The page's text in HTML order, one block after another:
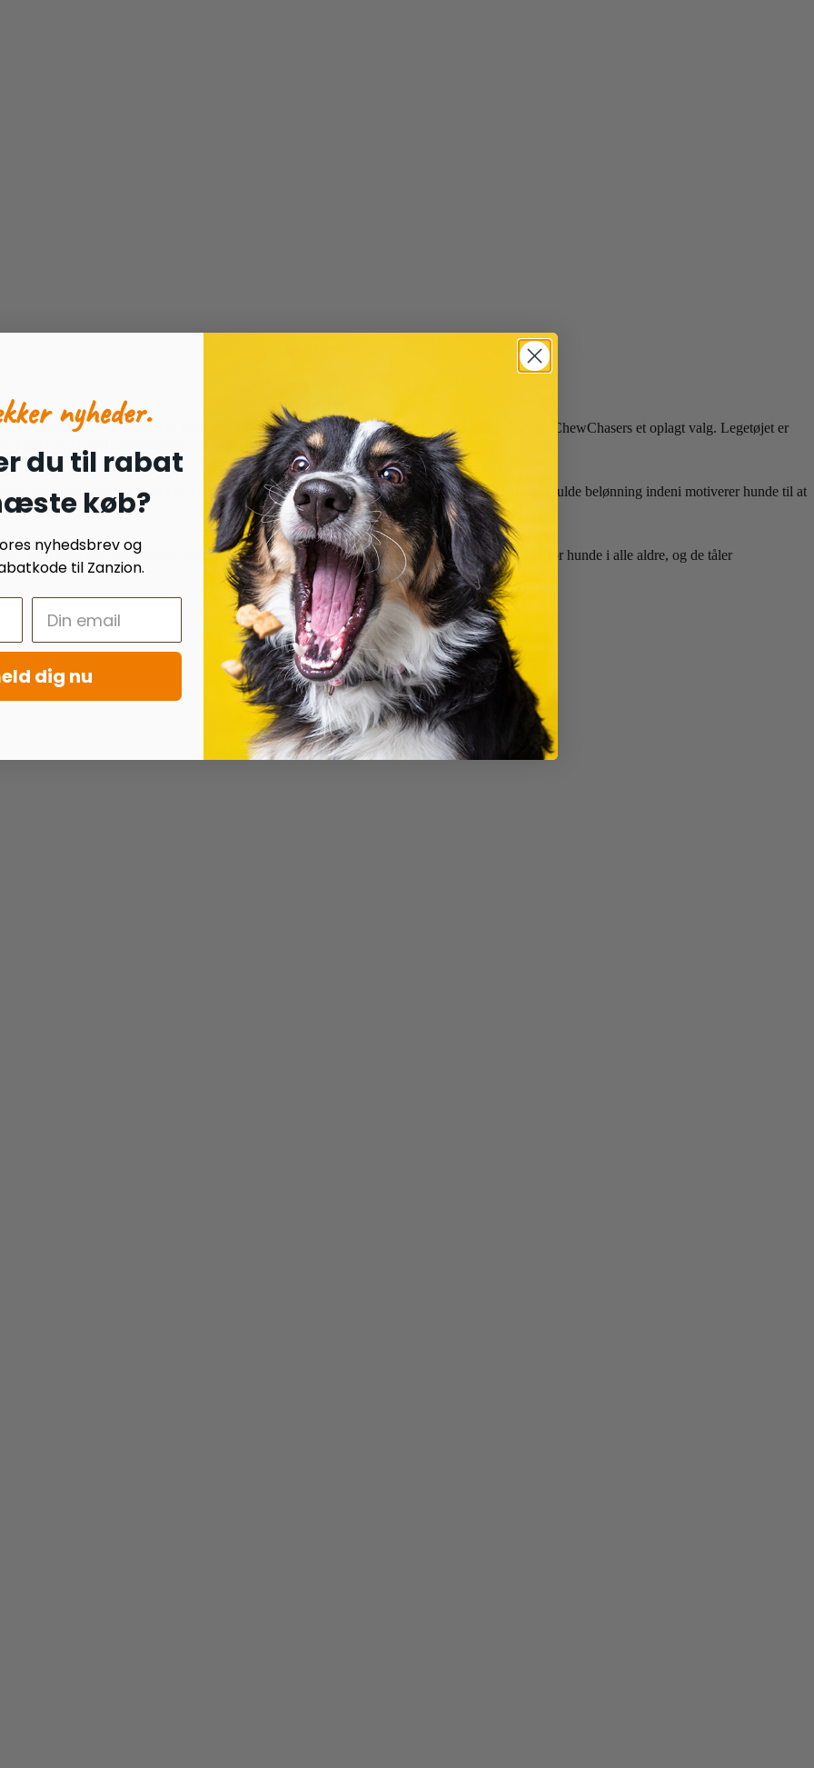
dynamisk hundelegetøj, der opmuntrer til aktivitet og giver langvarig underholdning, er Zeus ChewChasers et oplagt valg. Legetøjet er
din hunds yndlingsgodbidder og snackpasta.
med godbidspinde som Zoë Better Bones eller godispasta som Zoë Licky Snack. Den smagfulde belønning indeni motiverer hunde til at
men samtidig skånsomme mod hundens tandkød. Afrundede kanter og riller gør dem sikre for hunde i alle aldre, og de tåler
nyheder.
du til rabat
køb?
nyhedsbrev og
til Zanzion.
dig nu